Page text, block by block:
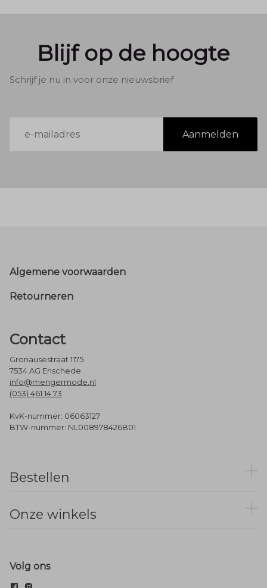
Blijf op de hoogte
Schrijf je nu in voor onze nieuwsbrief
mailadres
Aanmelden
Footer
Algemene voorwaarden
Retourneren
Contact
Gronausestraat 1175
7534 AG Enschede
info@mengermode.nl
(053) 461 14 73
KvK-nummer: 06063127
BTW-nummer: NL008978426B01
Bestellen
Onze winkels
Volg ons